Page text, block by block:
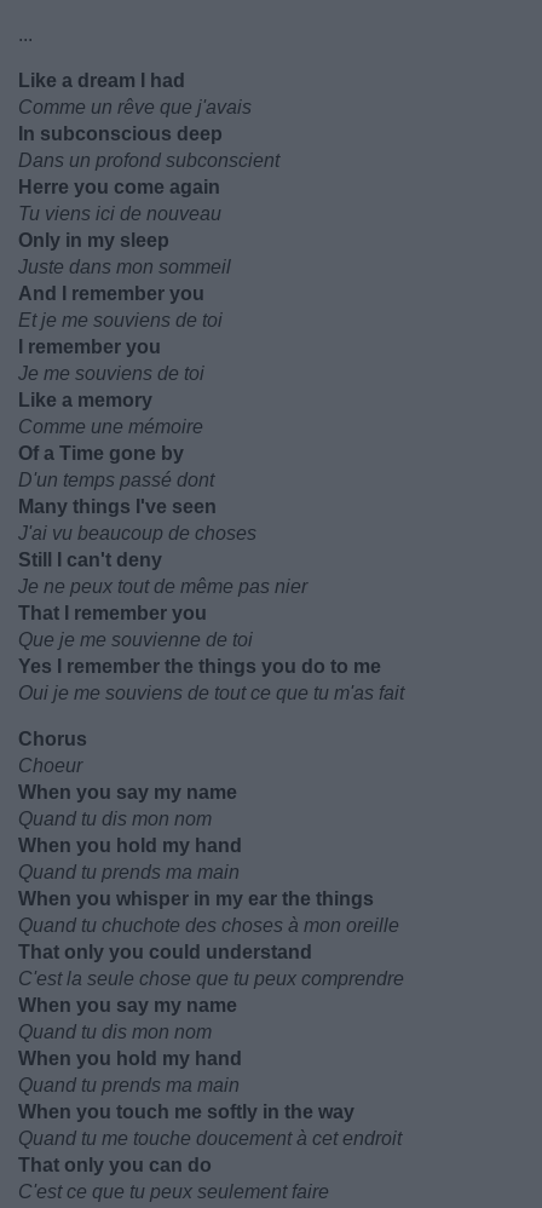
...
Like a dream I had
Comme un rêve que j'avais
In subconscious deep
Dans un profond subconscient
Herre you come again
Tu viens ici de nouveau
Only in my sleep
Juste dans mon sommeil
And I remember you
Et je me souviens de toi
I remember you
Je me souviens de toi
Like a memory
Comme une mémoire
Of a Time gone by
D'un temps passé dont
Many things I've seen
J'ai vu beaucoup de choses
Still I can't deny
Je ne peux tout de même pas nier
That I remember you
Que je me souvienne de toi
Yes I remember the things you do to me
Oui je me souviens de tout ce que tu m'as fait
Chorus
Choeur
When you say my name
Quand tu dis mon nom
When you hold my hand
Quand tu prends ma main
When you whisper in my ear the things
Quand tu chuchote des choses à mon oreille
That only you could understand
C'est la seule chose que tu peux comprendre
When you say my name
Quand tu dis mon nom
When you hold my hand
Quand tu prends ma main
When you touch me softly in the way
Quand tu me touche doucement à cet endroit
That only you can do
C'est ce que tu peux seulement faire